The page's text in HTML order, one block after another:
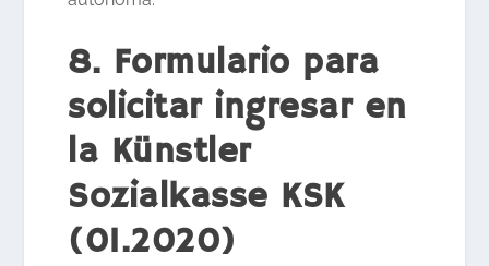
8. Formulario para
solicitar ingresar en
la Künstler
Sozialkasse KSK
(01.2020)